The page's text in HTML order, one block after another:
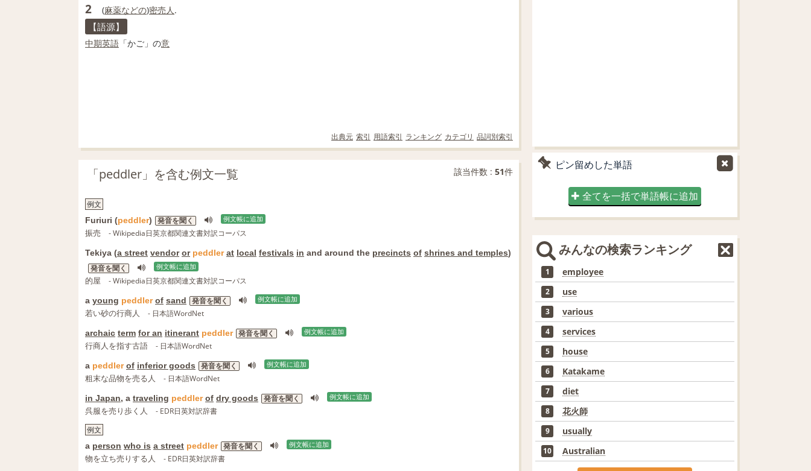
2 (麻薬などの)密売人 .
【語源】
中期英語 「かご」の意
出典元 索引 用語索引 ランキング カテゴリ 品詞別索引
「peddler」を含む例文一覧 該当件数 : 51件
例文
Furiuri (peddler) 発音を聞く 例文帳に追加
振売 - Wikipedia日英京都関連文書対訳コーパス
Tekiya (a street vendor or peddler at local festivals in and around the precincts of shrines and temples)
発音を聞く 例文帳に追加
的屋 - Wikipedia日英京都関連文書対訳コーパス
a young peddler of sand 発音を聞く 例文帳に追加
若い砂の行商人 - 日本語WordNet
archaic term for an itinerant peddler 発音を聞く 例文帳に追加
行商人を指す古語 - 日本語WordNet
a peddler of inferior goods 発音を聞く 例文帳に追加
粗末な品物を売る人 - 日本語WordNet
in Japan, a traveling peddler of dry goods 発音を聞く 例文帳に追加
呉服を売り歩く人
- EDR日英対訳辞書
例文
a person who is a street peddler 発音を聞く 例文帳に追加
物を立ち売りする人 - EDR日英対訳辞書
ピン留めした単語
全てを一括で単語帳に追加
みんなの検索ランキング
1 employee
2 use
3 various
4 services
5 house
6 Katakame
7 diet
8 花火師
9 usually
10 Australian